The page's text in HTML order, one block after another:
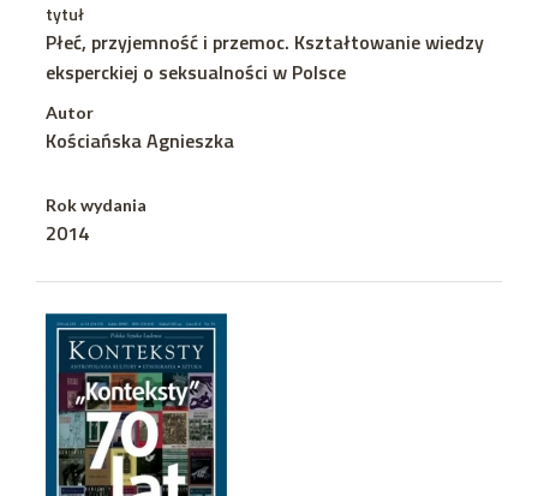
tytuł
Płeć, przyjemność i przemoc. Kształtowanie wiedzy
eksperckiej o seksualności w Polsce
Autor
Kościańska Agnieszka
Rok wydania
2014